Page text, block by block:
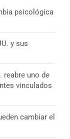
psicológica
y sus
reabre uno de
vinculados
cambiar el